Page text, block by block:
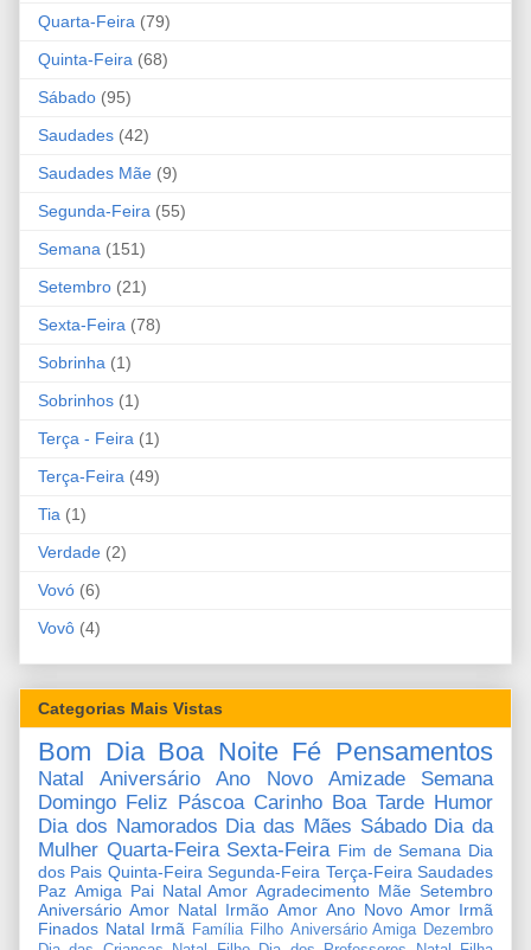
Quarta-Feira (79)
Quinta-Feira (68)
Sábado (95)
Saudades (42)
Saudades Mãe (9)
Segunda-Feira (55)
Semana (151)
Setembro (21)
Sexta-Feira (78)
Sobrinha (1)
Sobrinhos (1)
Terça - Feira (1)
Terça-Feira (49)
Tia (1)
Verdade (2)
Vovó (6)
Vovô (4)
Categorias Mais Vistas
Bom Dia Boa Noite Fé Pensamentos
Natal Aniversário Ano Novo Amizade
Semana
Domingo Feliz Páscoa Carinho Boa Tarde Humor
Dia dos Namorados Dia das Mães Sábado Dia da
Mulher Quarta-Feira Sexta-Feira Fim de Semana Dia
dos Pais Quinta-Feira Segunda-Feira Terça-Feira Saudades
Paz Amiga Pai Natal Amor Agradecimento Mãe Setembro
Aniversário Amor Natal Irmão Amor Ano Novo Amor Irmã
Finados Natal Irmã Família Filho Aniversário Amiga Dezembro